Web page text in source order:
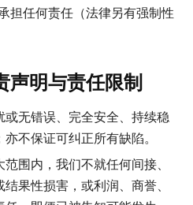
担任何责任（法律另有强制性
声明与责任限制
或无错误、完全安全、持续稳
不保证可纠正所有缺陷。
围内，我们不就任何间接、
果性损害，或利润、商誉、